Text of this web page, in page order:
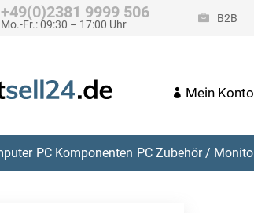
+49(0)2381 9999 506
Mo.-Fr.: 09:30 – 17:00 Uhr B2B
Mein Konto
PC Komponenten PC Zubehör /